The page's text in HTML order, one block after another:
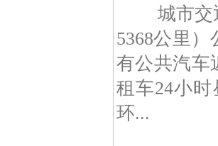
城市交通
5368公里
有公共汽车
租车24小
环...